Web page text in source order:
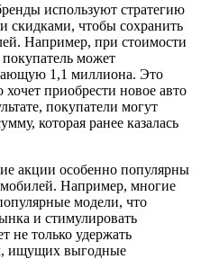
используют стратегию
скидками, чтобы сохранить
Например, при стоимости
может
1,1 миллиона. Это
хочет приобрести новое авто
покупатели могут
которая ранее казалась
акции особенно популярны
Например, многие
модели, что
и стимулировать
не только удержать
ищущих выгодные